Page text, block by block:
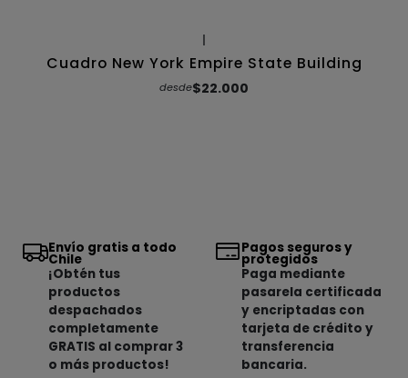
Cuadro New York Empire State Building
desde$22.000
Envío gratis a todo
Chile
¡Obtén tus
productos
despachados
completamente
GRATIS al comprar 3
o más productos!
Pagos seguros y
protegidos
Paga mediante
pasarela certificada
y encriptadas con
tarjeta de crédito y
transferencia
bancaria.